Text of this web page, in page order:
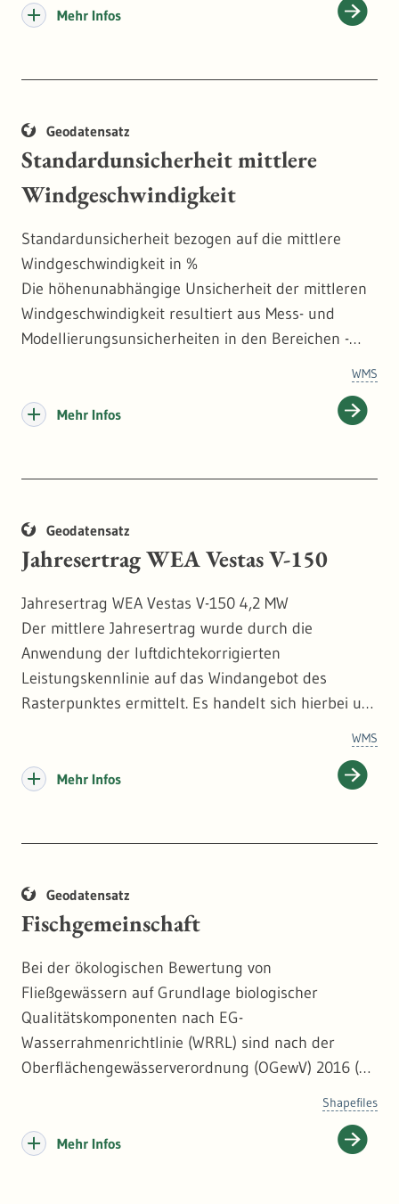
Vegetation dar. Dies ist im Vergleich von mehreren
Mehr Infos
Geodatensatz
Standardunsicherheit mittlere
Windgeschwindigkeit
Standardunsicherheit bezogen auf die mittlere
Windgeschwindigkeit in %
Die höhenunabhängige Unsicherheit der mittleren
Windgeschwindigkeit resultiert aus Mess- und
Modellierungsunsicherheiten in den Bereichen -
- Windgeschwindigkeitsmessung per
WMS
Mehr Infos
Geodatensatz
Jahresertrag WEA Vestas V-150
Jahresertrag WEA Vestas V-150 4,2 MW
Der mittlere Jahresertrag wurde durch die
Anwendung der luftdichtekorrigierten
Leistungskennlinie auf das Windangebot des
Rasterpunktes ermittelt. Es handelt sich hierbei um
auftretenden Verluste beinhalten. Zu den Verlusten
zählen Abschattungseffekte, Verfügbarkeits- und
WMS
Mehr Infos
Geodatensatz
Fischgemeinschaft
Bei der ökologischen Bewertung von
Fließgewässern auf Grundlage biologischer
Qualitätskomponenten nach EG-
Wasserrahmenrichtlinie (WRRL) sind nach der
Oberflächengewässerverordnung (OGewV) 2016 (ht
chemische Qualitätskomponenten zur Einstufung
Shapefiles
Mehr Infos